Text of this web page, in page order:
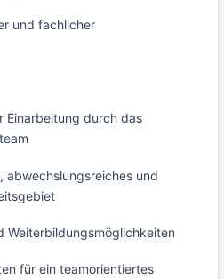
und fachlicher
Einarbeitung durch das
abwechslungsreiches und
Weiterbildungsmöglichkeiten
für ein teamorientiertes